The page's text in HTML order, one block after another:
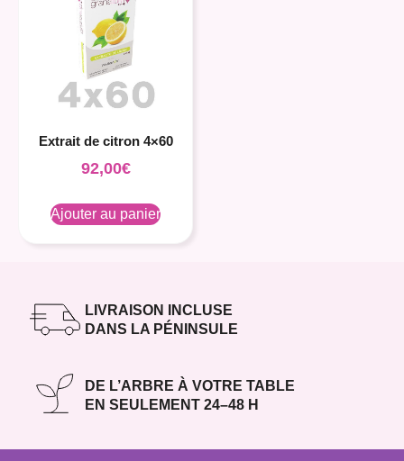
Extrait de citron 4×60
92,00€
Ajouter au panier
LIVRAISON INCLUSE
DANS LA PÉNINSULE
DE L’ARBRE À VOTRE TABLE
EN SEULEMENT 24–48 H